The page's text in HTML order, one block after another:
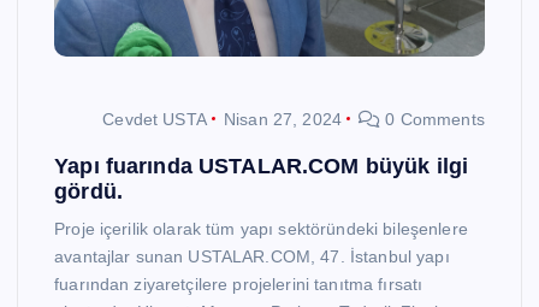
Cevdet USTA Nisan 27, 2024 0 Comments
Yapı fuarında USTALAR.COM büyük ilgi
gördü.
Proje içerilik olarak tüm yapı sektöründeki bileşenlere
avantajlar sunan USTALAR.COM, 47. İstanbul yapı
fuarından ziyaretçilere projelerini tanıtma fırsatı